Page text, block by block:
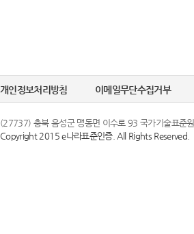
개인정보처리방침 이메일무단수집거부
(27737) 충북 음성군 맹동면 이수로 93 국가기술표준원
Copyright 2015 e나라표준인증. All Rights Reserved.